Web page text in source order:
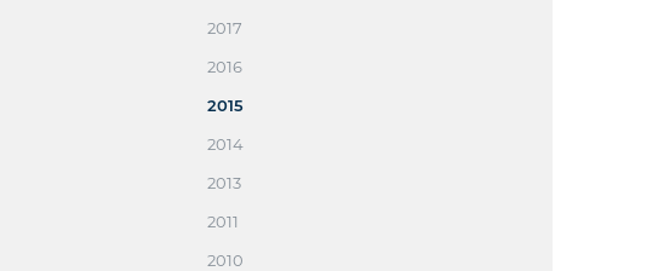
2017
2016
2015
2014
2013
2011
2010